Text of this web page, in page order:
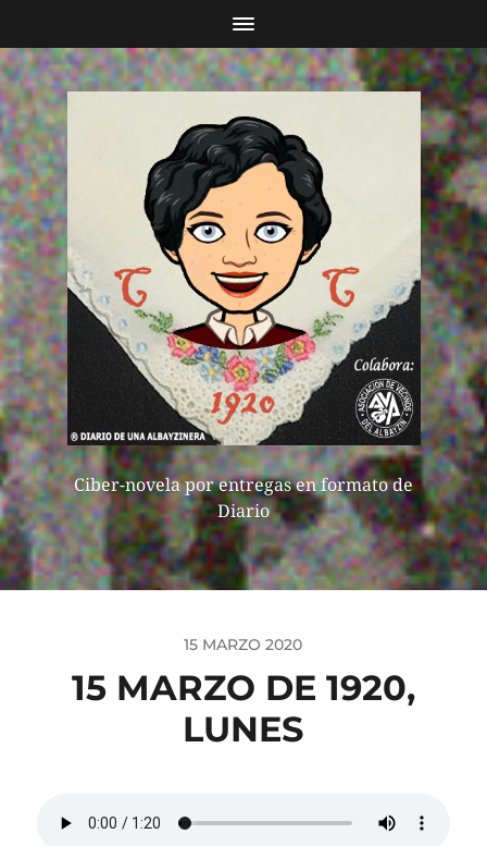
Ciber-novela por entregas en formato de
Diario
15 MARZO 2020
15 MARZO DE 1920,
LUNES